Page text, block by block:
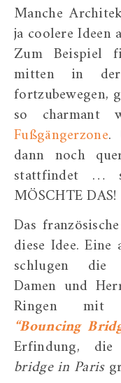
Manche Architekten und Städteplaner haben
ja coolere Ideen
Zum Beispiel
mitten in der
fortzubewegen,
so charmant
Fußgängerzone.
dann noch
stattfindet …
MÖSCHTE DAS!
Das
diese Idee.
schlugen die
Damen und
Ringen mit
“Bouncing
Erfindung, die
bridge in Paris